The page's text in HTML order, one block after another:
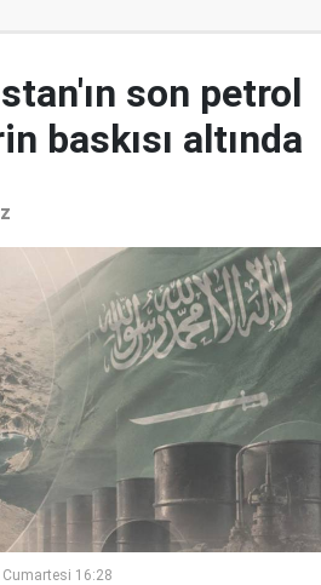
son petrol
baskısı altında
16:28